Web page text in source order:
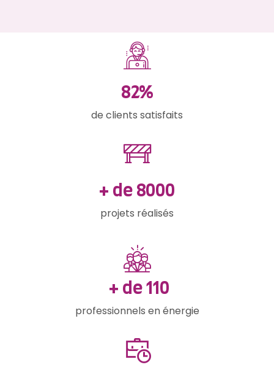
94%
de clients satisfaits
+ de 10000
projets réalisés
+ de 129
professionnels en énergie